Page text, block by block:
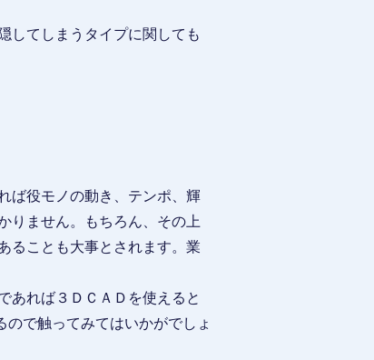
してしまうタイプに関しても
ば役モノの動き、テンポ、輝
りません。もちろん、その上
ることも大事とされます。業
あれば３ＤＣＡＤを使えると
で触ってみてはいかがでしょ